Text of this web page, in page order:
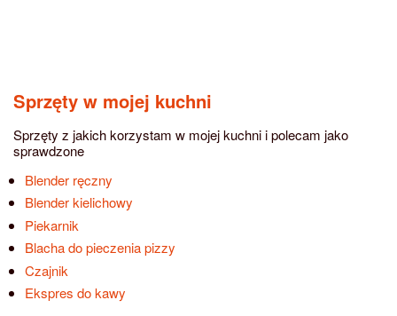
Sprzęty w mojej kuchni
Sprzęty z jakich korzystam w mojej kuchni i polecam jako
sprawdzone
Blender ręczny
Blender kielichowy
Piekarnik
Blacha do pieczenia pizzy
Czajnik
Ekspres do kawy